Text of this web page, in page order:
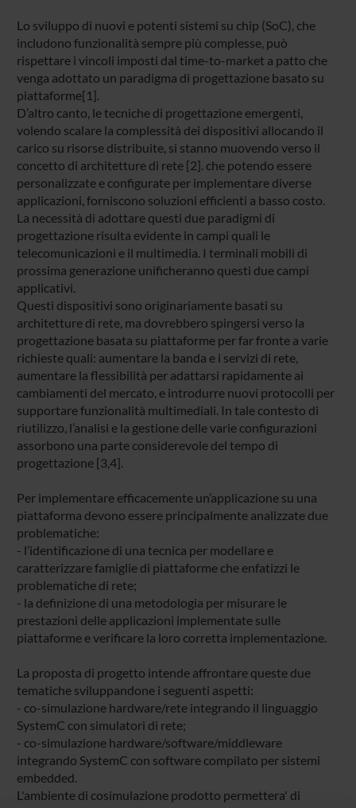
Lo sviluppo di nuovi e potenti sistemi su chip (SoC), che
includono funzionalità sempre più complesse, può
rispettare i vincoli imposti dal time-to-market a patto che
venga adottato un paradigma di progettazione basato su
piattaforme[1].
D’altro canto, le tecniche di progettazione emergenti,
volendo scalare la complessità dei dispositivi allocando il
carico su risorse distribuite, si stanno muovendo verso il
concetto di architetture di rete [2]. che potendo essere
personalizzate e configurate per implementare diverse
applicazioni, forniscono soluzioni efficienti a basso costo.
La necessità di adottare questi due paradigmi di
progettazione risulta evidente in campi quali le
telecomunicazioni e il multimedia. I terminali mobili di
prossima generazione unificheranno questi due campi
applicativi.
Questi dispositivi sono originariamente basati su
architetture di rete, ma dovrebbero spingersi verso la
progettazione basata su piattaforme per far fronte a varie
richieste quali: aumentare la banda e i servizi di rete,
aumentare la flessibilità per adattarsi rapidamente ai
cambiamenti del mercato, e introdurre nuovi protocolli per
supportare funzionalità multimediali. In tale contesto di
riutilizzo, l’analisi e la gestione delle varie configurazioni
assorbono una parte considerevole del tempo di
progettazione [3,4].
Per implementare efficacemente un’applicazione su una
piattaforma devono essere principalmente analizzate due
problematiche:
- l’identificazione di una tecnica per modellare e
caratterizzare famiglie di piattaforme che enfatizzi le
problematiche di rete;
- la definizione di una metodologia per misurare le
prestazioni delle applicazioni implementate sulle
piattaforme e verificare la loro corretta implementazione.
La proposta di progetto intende affrontare queste due
tematiche sviluppandone i seguenti aspetti:
- co-simulazione hardware/rete integrando il linguaggio
SystemC con simulatori di rete;
- co-simulazione hardware/software/middleware
integrando SystemC con software compilato per sistemi
embedded.
L'ambiente di cosimulazione prodotto permettera' di